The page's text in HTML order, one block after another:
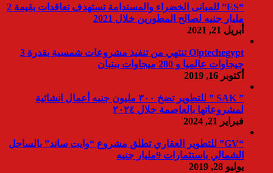
“ES” للمبانى الخضراء والمستدامة تستهدف تعاقدات بقيمة 2
مليار جنيه لصالح المطورين خلال 2021
أبريل 21, 2021
Olptechegypt تنتهي من تنفيذ مشروعات شمسية بقدرة 3
جيجاوات عالميا و 280 ميجاوات ببنبان
أكتوبر 16, 2019
” SAK ” للتطوير تضخ ٣٠٠ مليون جنيه أعمال انشائية
لمشروعاتها بالعاصمة خلال ٢٠٢٤
فبراير 21, 2024
“GV” للتطوير العقاري تطلق مشروع “وايت ساند” بالساحل
الشمالي باستثمارات 9مليار جنيه
يوليو 28, 2019